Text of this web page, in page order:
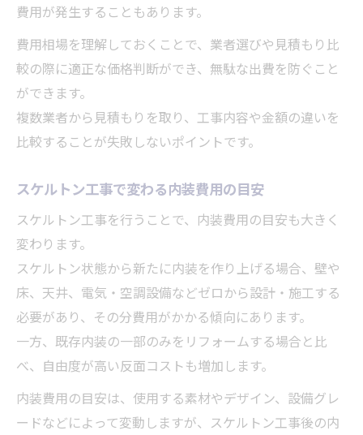
費用が発生することもあります。
費用相場を理解しておくことで、業者選びや見積もり比
較の際に適正な価格判断ができ、無駄な出費を防ぐこと
ができます。
複数業者から見積もりを取り、工事内容や金額の違いを
比較することが失敗しないポイントです。
スケルトン工事で変わる内装費用の目安
スケルトン工事を行うことで、内装費用の目安も大きく
変わります。
スケルトン状態から新たに内装を作り上げる場合、壁や
床、天井、電気・空調設備などゼロから設計・施工する
必要があり、その分費用がかかる傾向にあります。
一方、既存内装の一部のみをリフォームする場合と比
べ、自由度が高い反面コストも増加します。
内装費用の目安は、使用する素材やデザイン、設備グレ
ードなどによって変動しますが、スケルトン工事後の内